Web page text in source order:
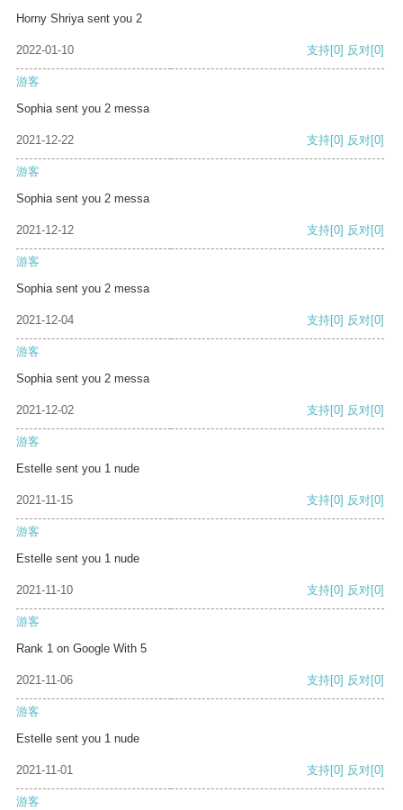
Horny Shriya sent you 2
2022-01-10 支持[0] 反对[0]
游客
Sophia sent you 2 messa
2021-12-22 支持[0] 反对[0]
游客
Sophia sent you 2 messa
2021-12-12 支持[0] 反对[0]
游客
Sophia sent you 2 messa
2021-12-04 支持[0] 反对[0]
游客
Sophia sent you 2 messa
2021-12-02 支持[0] 反对[0]
游客
Estelle sent you 1 nude
2021-11-15 支持[0] 反对[0]
游客
Estelle sent you 1 nude
2021-11-10 支持[0] 反对[0]
游客
Rank 1 on Google With 5
2021-11-06 支持[0] 反对[0]
游客
Estelle sent you 1 nude
2021-11-01 支持[0] 反对[0]
游客